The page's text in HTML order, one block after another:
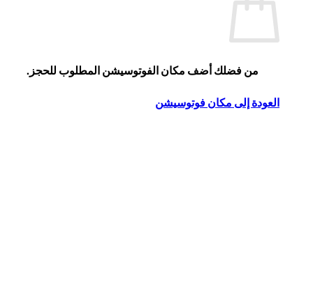
من فضلك أضف مكان الفوتوسيشن المطلوب للحجز.
العودة إلى مكان فوتوسيشن